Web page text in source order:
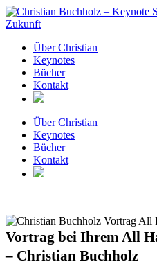
Zum
Inhalt
Über Christian
Keynotes
Bücher
Kontakt
Über Christian
Keynotes
Bücher
Kontakt
Vortrag bei Ihrem All
– Christian Buchholz